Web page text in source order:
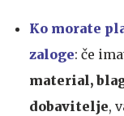
Ko morate
zaloge: če
material,
dobavitelje,